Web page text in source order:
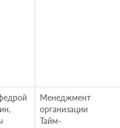
Менеджмент
организации
Тайм-